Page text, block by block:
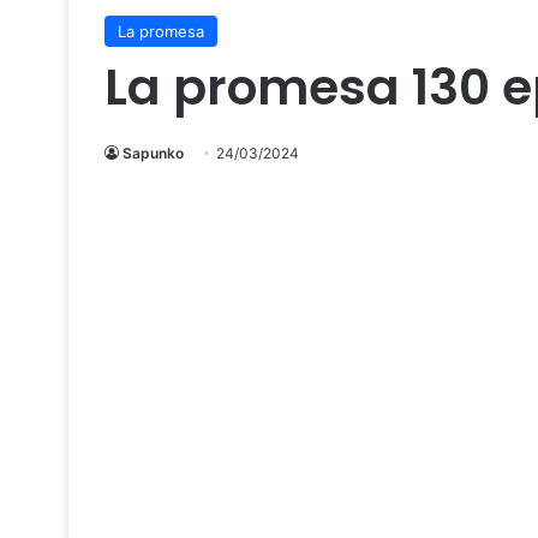
La promesa
La promesa 130
Sapunko 24/03/2024